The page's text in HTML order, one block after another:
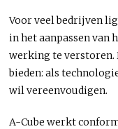
Voor veel bedrijven
in het aanpassen van
werking te verstoren.
bieden: als
wil vereenvoudigen.
A-Cube werkt